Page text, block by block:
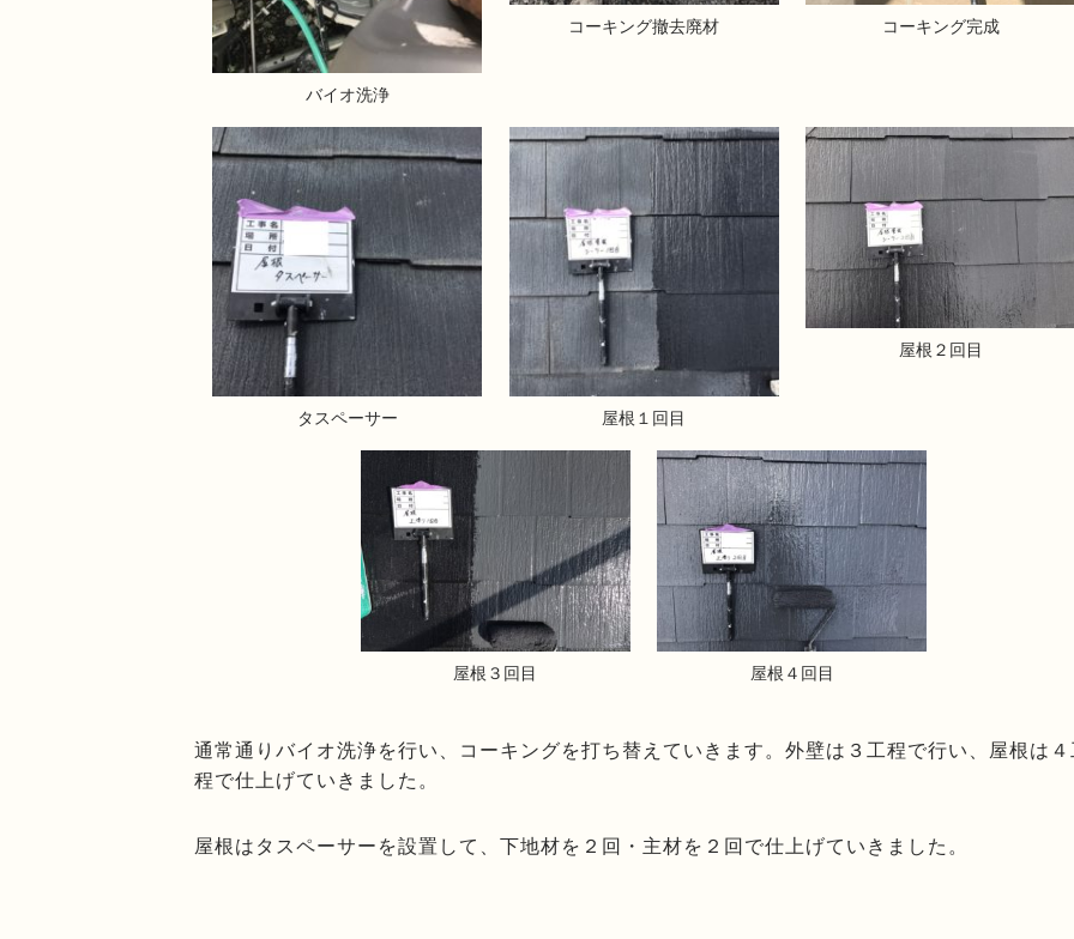
バイオ洗浄
コーキング撤去廃材 コーキング完成
タスペーサー 屋根１回目
屋根２回目
屋根３回目 屋根４回目
通常通りバイオ洗浄を行い、コーキングを打ち替えていきます。外壁は３工程で行い、屋根は
程で仕上げていきました。
屋根はタスペーサーを設置して、下地材を２回・主材を２回で仕上げていきました。